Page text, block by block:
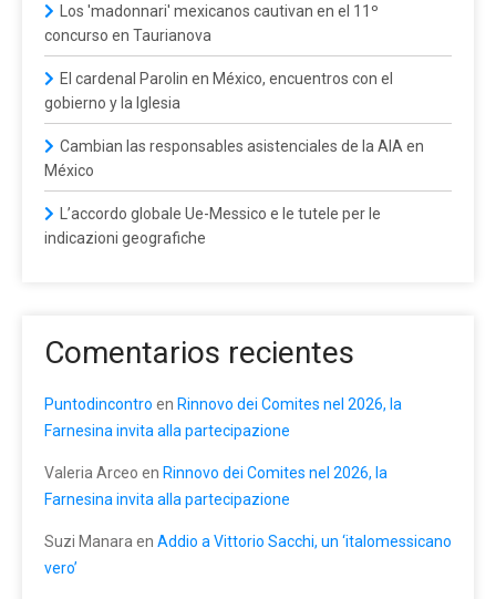
Los 'madonnari' mexicanos cautivan en el 11º
concurso en Taurianova
El cardenal Parolin en México, encuentros con el
gobierno y la Iglesia
Cambian las responsables asistenciales de la AIA en
México
L’accordo globale Ue-Messico e le tutele per le
indicazioni geografiche
Comentarios recientes
Puntodincontro en Rinnovo dei Comites nel 2026, la
Farnesina invita alla partecipazione
Valeria Arceo en Rinnovo dei Comites nel 2026, la
Farnesina invita alla partecipazione
Suzi Manara en Addio a Vittorio Sacchi, un ‘italomessicano
vero’